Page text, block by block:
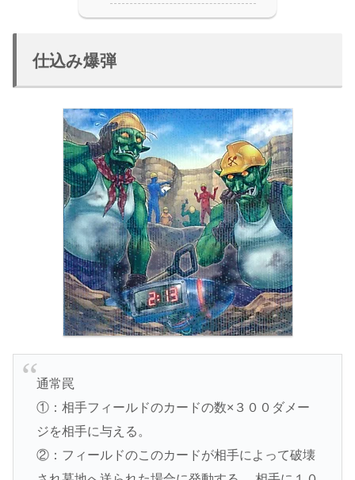
仕込み爆弾
通常罠
①：相手フィールドのカードの数×３００ダメー
ジを相手に与える。
②：フィールドのこのカードが相手によって破壊